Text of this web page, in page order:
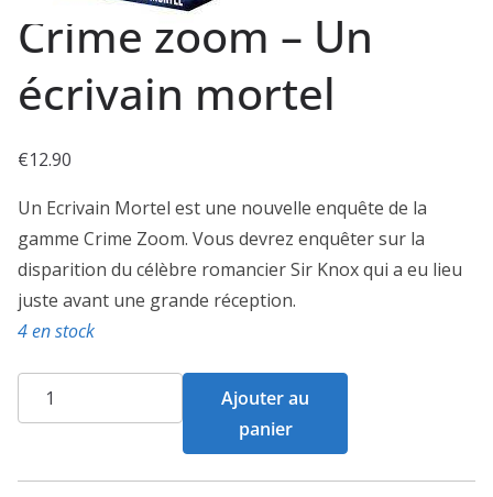
Crime zoom – Un
écrivain mortel
€12.90
Un Ecrivain Mortel est une nouvelle enquête de la
gamme Crime Zoom. Vous devrez enquêter sur la
disparition du célèbre romancier Sir Knox qui a eu lieu
juste avant une grande réception.
4 en stock
quantité
de
zoom
Ajouter au
panier